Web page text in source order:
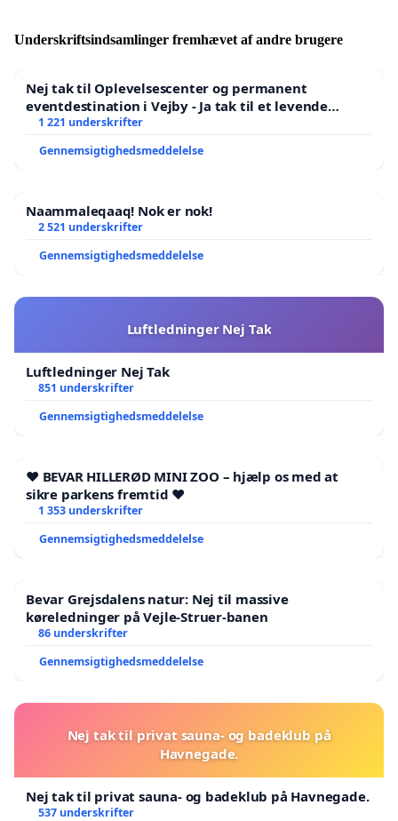
Underskriftsindsamlinger fremhævet af andre brugere
Nej tak til Oplevelsescenter og permanent
eventdestination i Vejby - Ja tak til et levende
lokalområde i balance
1 221 underskrifter
Gennemsigtighedsmeddelelse
Naammaleqaaq! Nok er nok!
2 521 underskrifter
Gennemsigtighedsmeddelelse
Luftledninger Nej Tak
Luftledninger Nej Tak
851 underskrifter
Gennemsigtighedsmeddelelse
❤️ BEVAR HILLERØD MINI ZOO – hjælp os med at
sikre parkens fremtid ❤️
1 353 underskrifter
Gennemsigtighedsmeddelelse
Bevar Grejsdalens natur: Nej til massive
køreledninger på Vejle-Struer-banen
86 underskrifter
Gennemsigtighedsmeddelelse
Nej tak til privat sauna- og badeklub på
Havnegade.
Nej tak til privat sauna- og badeklub på Havnegade.
537 underskrifter